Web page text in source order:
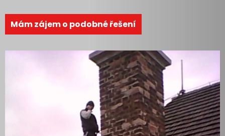
Mám zájem o podobné řešení